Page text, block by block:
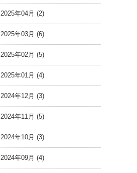
2025年04月 (2)
2025年03月 (6)
2025年02月 (5)
2025年01月 (4)
2024年12月 (3)
2024年11月 (5)
2024年10月 (3)
2024年09月 (4)